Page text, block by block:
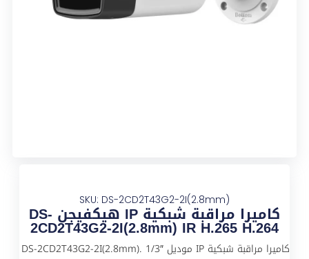
SKU: DS-2CD2T43G2-2I(2.8mm)
كاميرا مراقبة شبكية IP هيكفيجن DS-
2CD2T43G2-2I(2.8mm) IR H.265 H.264
كاميرا مراقبة شبكية IP موديل DS-2CD2T43G2-2I(2.8mm). 1/3″